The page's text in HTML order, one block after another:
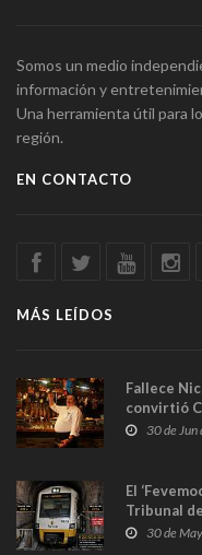
Somos un medio
información y
Una herramienta útil para
región.
EN CONTACTO
MÁS LEÍDOS
Fallece
convirtió
en Madrid
30 de
El
Tribunal
30 de